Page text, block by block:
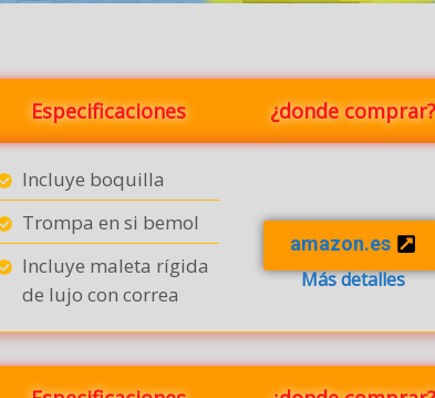
Especificaciones ¿donde
Incluye boquilla
Trompa en si bemol
Incluye maleta rígida
de lujo con correa
amazon.es
Más detalles